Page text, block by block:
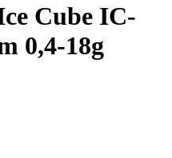
Cube IC-
0,4-18g